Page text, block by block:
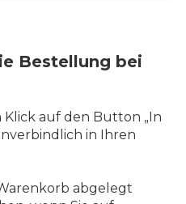
Bestellung bei
Klick auf den Button „In
in Ihren
abgelegt